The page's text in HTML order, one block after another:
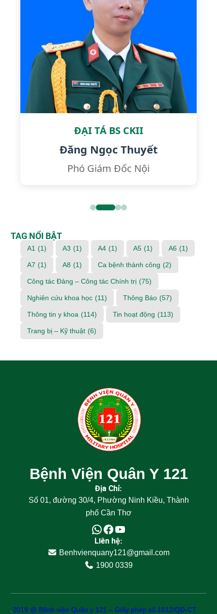
ĐẠI TÁ BS CKII
Đăng Ngọc Thuyết
Phó Giám Đốc Nội
TAG NỔI BẬT
A1 (1) A3 (1) A4 (1) A5 (1) A6 (1)
A7 (1) A8 (1) Ca bệnh thành công (2)
Công tác Đảng – Công tác Chính trị (75)
Nghiên cứu khoa học (11) Thông Báo (57)
Thông tin y khoa (114) Tin hoạt động (113)
Trang bị – Kỹ thuật (6)
Bệnh Viện Quân Y 121
Địa Chỉ:
Số 01, đường 30/4, Phường Ninh Kiều, Thành
phố Cần Thơ
Liên hệ:
Benhvienquany121@gmail.com
1900 0339
.2019 @ Bệnh viện Quân y 121 – Giấy phép số 1612/QĐ-CT